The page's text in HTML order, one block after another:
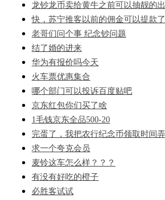
龙钞龙币卖给黄牛之前可以抽靓的
快，苏宁推客以前的佣金可以提款了
老哥们问个事 纪念钞问题
结了婚的进来
华为有报价吗今天
火车票优惠集合
哪个部门可以投诉百度贴吧
京东红包你们买了啥
1毛钱京东全品500-20
完蛋了，我把农行纪念币领取时间
求一个夸克会员
麦铃这车怎么样？？？
有没有好吃的橙子
必胜客试试